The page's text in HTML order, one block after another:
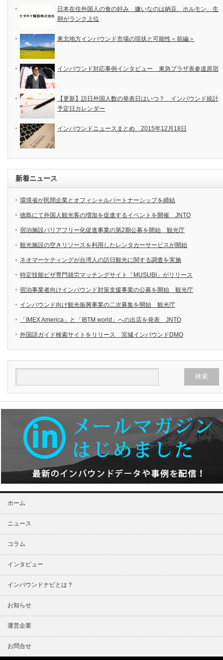
日本在住外国人の食の好み 嫌いなのは納豆、ホルモン、生
卵がランク上位
東北地方インバウンド市場の現状と可能性＜前編＞
インバウンド対応事例インタビュー 東急プラザ表参道原宿
【更新】訪日外国人数の発表日はいつ？ インバウンド統計
予定日カレンダー
インバウンドニュースまとめ 2015年12月18日
新着ニュース
環境省が民間企業とオフィシャルパートナーシップを締結
徳島にて外国人観光客の増加を促進するイベントを開催 JNTO
宿泊施設バリアフリー化促進事業の第2期公募を開始 観光庁
観光施設の空きリソースを利用したレンタカーサービスが開始
ネオマーケティングが台湾人の訪日観光に関する調査を実施
特定技能ビザ専門就労マッチングサイト「MUSUBI」がリリース
宿泊事業者向けインバウンド対策支援事業の公募を開始 観光庁
インバウンド向け観光振興事業の二次募集を開始 観光庁
「IMEX America」と「IBTM world」への出店を発表 JNTO
外国語ガイド検索サイトをリリース 宮城インバウンドDMO
ホーム
ニュース
コラム
インタビュー
インバウンドナビとは？
お知らせ
運営企業
お問合せ